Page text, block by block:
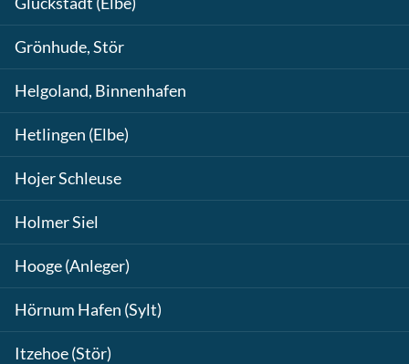
Grönhude, Stör
Helgoland, Binnenhafen
Hetlingen (Elbe)
Hojer Schleuse
Holmer Siel
Hooge (Anleger)
Hörnum Hafen (Sylt)
Itzehoe (Stör)